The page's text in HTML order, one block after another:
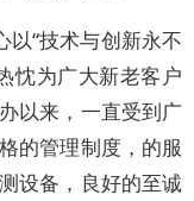
“技术与创新永不
忱为广大新老客户
以来，一直受到广
的管理制度，的服
设备，良好的至诚